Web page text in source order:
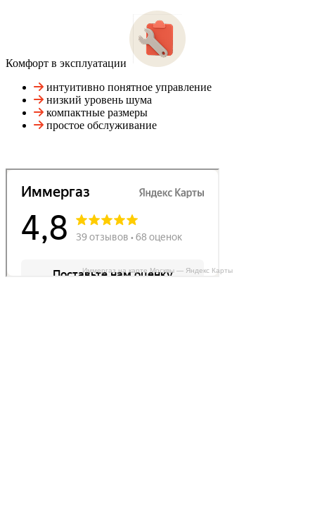
Комфорт в эксплуатации
интуитивно понятное управление
низкий уровень шума
компактные размеры
простое обслуживание
Иммергаз на карте Москвы — Яндекс Карты